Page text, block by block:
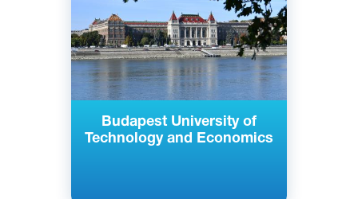
Budapest University of
Technology and Economics